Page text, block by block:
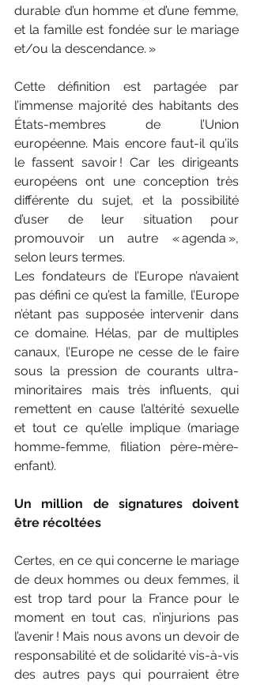
durable d’un homme et d’une femme,
et la famille est fondée sur le mariage
et/ou la descendance. »
Cette définition est partagée par
l’immense majorité des habitants des
États-membres de l’Union
européenne. Mais encore faut-il qu’ils
le fassent savoir ! Car les dirigeants
européens ont une conception très
différente du sujet, et la possibilité
d’user de leur situation pour
promouvoir un autre « agenda »,
selon leurs termes.
Les fondateurs de l’Europe n’avaient
pas défini ce qu’est la famille, l’Europe
n’étant pas supposée intervenir dans
ce domaine. Hélas, par de multiples
canaux, l’Europe ne cesse de le faire
sous la pression de courants ultra-
minoritaires mais très influents, qui
remettent en cause l’altérité sexuelle
et tout ce qu’elle implique (mariage
homme-femme, filiation père-mère-
enfant).
Un million de signatures doivent
être récoltées
Certes, en ce qui concerne le mariage
de deux hommes ou deux femmes, il
est trop tard pour la France pour le
moment en tout cas, n’injurions pas
l’avenir ! Mais nous avons un devoir de
responsabilité et de solidarité vis-à-vis
des autres pays qui pourraient être